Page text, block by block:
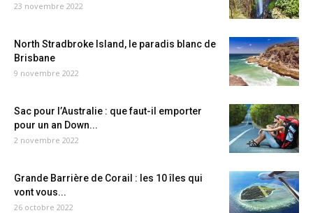
23 novembre 2022
North Stradbroke Island, le paradis blanc de
Brisbane
9 novembre 2022
Sac pour l’Australie : que faut-il emporter
pour un an Down...
2 novembre 2022
Grande Barrière de Corail : les 10 îles qui
vont vous...
26 octobre 2022